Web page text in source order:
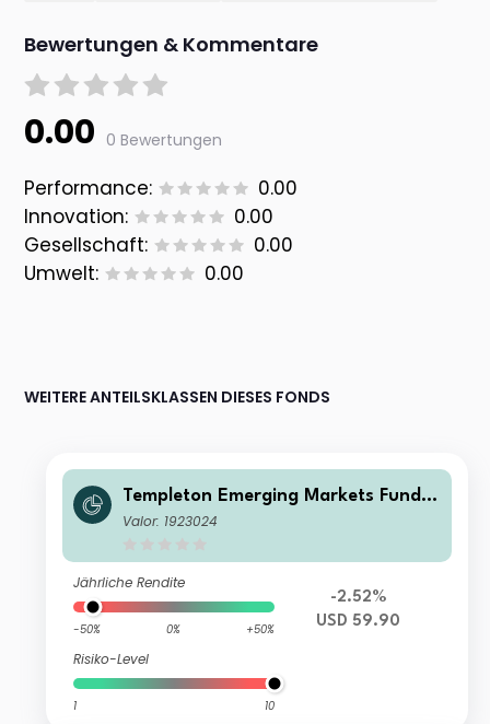
Bewertungen & Kommentare
0.00 0 Bewertungen
Performance:
0.00
Innovation:
0.00
Gesellschaft:
0.00
Umwelt:
0.00
WEITERE ANTEILSKLASSEN DIESES FONDS
Templeton Emerging Markets Fund I
(acc)USD
Valor: 1923024
Jährliche Rendite
-50% 0% +50%
Risiko-Level
1 10
-2.52%
USD 59.90